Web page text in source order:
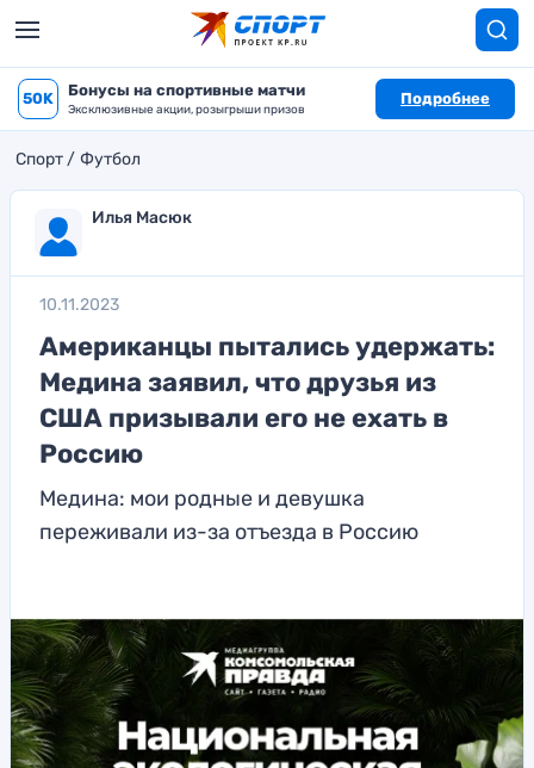
50K Бонусы на спортивные матчи
Эксклюзивные акции, розыгрыши призов
Подробнее
Спорт Футбол
Илья Масюк
10.11.2023
Американцы пытались удержать:
Медина заявил, что друзья из
США призывали его не ехать в
Россию
Медина: мои родные и девушка
переживали из-за отъезда в Россию